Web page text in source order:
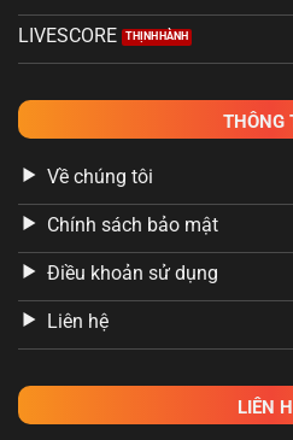
LIVESCORE
THÔNG
Về chúng tôi
Chính sách bảo mật
Điều khoản sử dụng
Liên hệ
LIÊN